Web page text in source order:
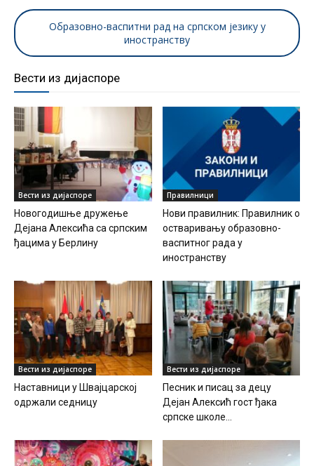
Образовно-васпитни рад на српском језику у
иностранству
Вести из дијаспоре
Вести из дијаспоре
Новогодишње дружење
Дејана Алексића са српским
ђацима у Берлину
Правилници
Нови правилник: Правилник о
остваривању образовно-
васпитног рада у
иностранству
Вести из дијаспоре
Наставници у Швајцарској
одржали седницу
Вести из дијаспоре
Песник и писац за децу
Дејан Алексић гост ђака
српске школе...